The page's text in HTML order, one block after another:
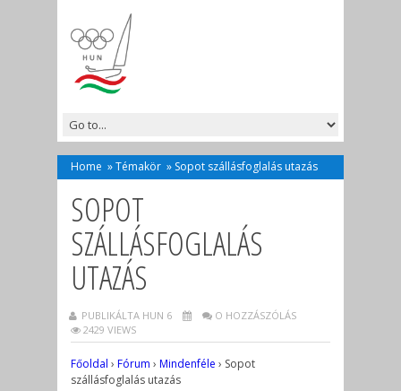
Home »Témakör » Sopot szállásfoglalás utazás
SOPOT
SZÁLLÁSFOGLALÁS
UTAZÁS
PUBLIKÁLTA HUN 6
O HOZZÁSZÓLÁS
2429 VIEWS
Főoldal › Fórum › Mindenféle › Sopot
szállásfoglalás utazás